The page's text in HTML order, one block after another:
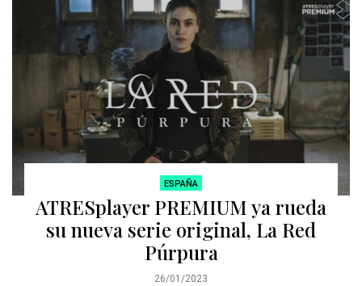
ESPAÑA
ATRESplayer PREMIUM ya rueda
su nueva serie original, La Red
Púrpura
26/01/2023